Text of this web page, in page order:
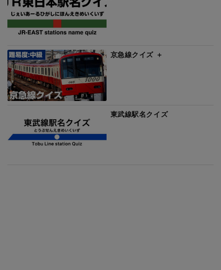
京急線クイズ ＋
東武線駅名クイズ